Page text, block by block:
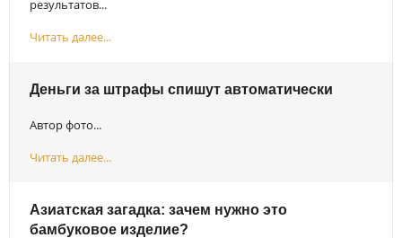
результатов...
Читать далее...
Деньги за штрафы спишут автоматически
Автор фото...
Читать далее...
Азиатская загадка: зачем нужно это
бамбуковое изделие?